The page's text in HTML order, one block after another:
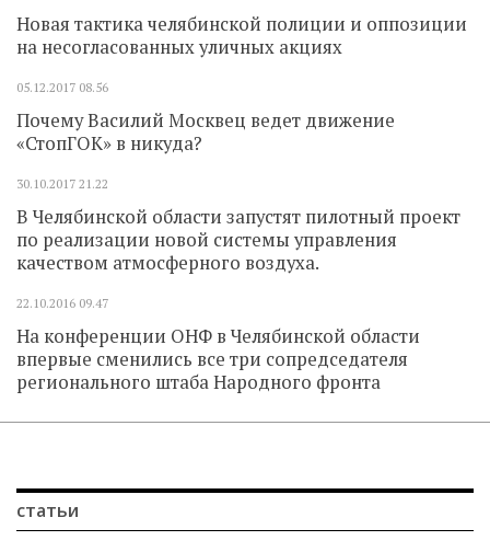
Новая тактика челябинской полиции и оппозиции
на несогласованных уличных акциях
05.12.2017 08.56
Почему Василий Москвец ведет движение
«СтопГОК» в никуда?
30.10.2017 21.22
В Челябинской области запустят пилотный проект
по реализации новой системы управления
качеством атмосферного воздуха.
22.10.2016 09.47
На конференции ОНФ в Челябинской области
впервые сменились все три сопредседателя
регионального штаба Народного фронта
статьи